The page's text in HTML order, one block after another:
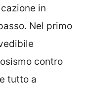
in
Nel primo
contro
tutto a